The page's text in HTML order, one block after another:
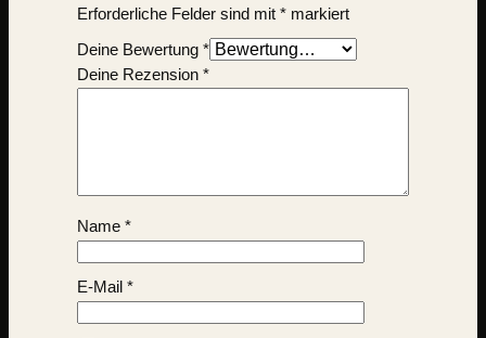
Erforderliche Felder sind mit *markiert
Deine Bewertung *
Deine Rezension *
Name *
E-Mail *